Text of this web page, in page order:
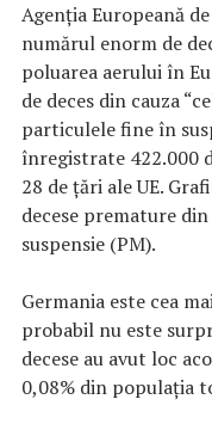
Agenția Europeană
numărul enorm de
poluarea aerului în
de deces din cauza
particulele fine în
înregistrate 422.000
28 de țări ale UE.
decese premature
suspensie (PM).
Germania este cea
probabil nu este
decese au avut loc
0,08% din populația